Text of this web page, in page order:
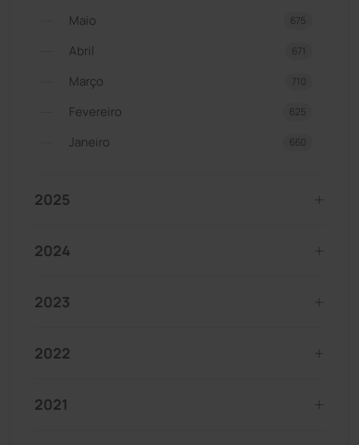
Maio 675
Abril 671
Março 710
Fevereiro 625
Janeiro 660
2025
2024
2023
2022
2021